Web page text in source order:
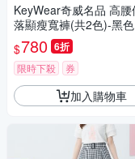
KeyWear奇威名品 高腰修身俐
落顯瘦寬褲(共2色)-黑色
$780 6折
限時下殺 券
加入購物車